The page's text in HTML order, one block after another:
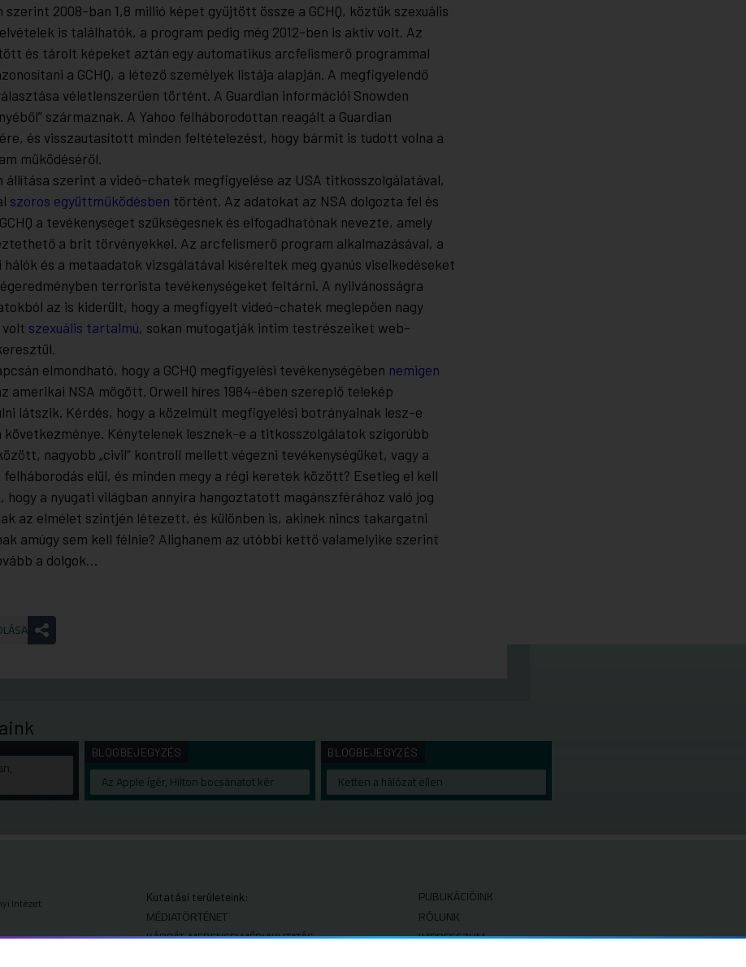
szerint 2008-ban 1,8 millió képet gyűjtött össze a GCHQ, köztük szexuális
is találhatók, a program pedig még 2012-ben is aktív volt. Az
és tárolt képeket aztán egy automatikus arcfelismerő programmal
a GCHQ, a létező személyek listája alapján. A megfigyelendő
véletlenszerűen történt. A Guardian információi Snowden
származnak. A Yahoo felháborodottan reagált a Guardian
és visszautasított minden feltételezést, hogy bármit is tudott volna a
működéséről.
állítása szerint a videó-chatek megfigyelése az USA titkosszolgálatával,
szoros együttműködésben történt. Az adatokat az NSA dolgozta fel és
a tevékenységet szükségesnek és elfogadhatónak nevezte, amely
a brit törvényekkel. Az arcfelismerő program alkalmazásával, a
és a metaadatok vizsgálatával kíséreltek meg gyanús viselkedéseket
terrorista tevékenységeket feltárni. A nyilvánosságra
az is kiderült, hogy a megfigyelt videó-chatek meglepően nagy
szexuális tartalmú, sokan mutogatják intim testrészeiket web-
elmondható, hogy a GCHQ megfigyelési tevékenységében nemigen
amerikai NSA mögött. Orwell híres 1984-ében szereplő telekép
látszik. Kérdés, hogy a közelmúlt megfigyelési botrányainak lesz-e
következménye. Kénytelenek lesznek-e a titkosszolgálatok szigorúbb
nagyobb „civil” kontroll mellett végezni tevékenységüket, vagy a
elül, és minden megy a régi keretek között? Esetleg el kell
hogy a nyugati világban annyira hangoztatott magánszférához való jog
az elmélet szintjén létezett, és különben is, akinek nincs takargatni
amúgy sem kell félnie? Alighanem az utóbbi kettő valamelyike szerint
a dolgok…
BLOGBEJEGYZÉS
Az Apple ígér, Hilton bocsánatot kér
BLOGBEJEGYZÉS
Ketten a hálózat ellen
Intézet
Kutatási területeink:
MÉDIATÖRTÉNET
KÁRPÁT-MEDENCEI MÉDIAKUTATÁS
PUBLIKÁCIÓINK
RÓLUNK
IMPRESSZUM